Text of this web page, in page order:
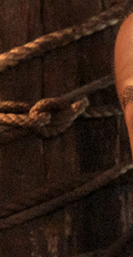
у всесвіті
розширення
версії свого